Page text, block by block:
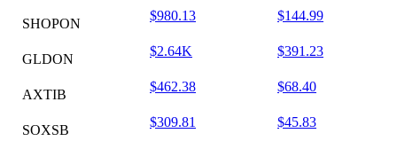
SHOPON
$980.13 $144.99
GLDON
$2.64K $391.23
AXTIB
$462.38 $68.40
SOXSB
$309.81 $45.83